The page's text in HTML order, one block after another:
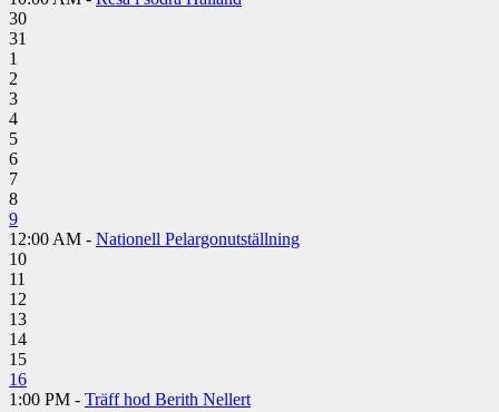
30
31
1
2
3
4
5
6
7
8
9
12:00 AM - Nationell Pelargonutställning
10
11
12
13
14
15
16
1:00 PM - Träff hod Berith Nellert